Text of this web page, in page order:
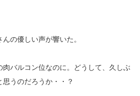
の優しい声が響いた。
バルコン位なのに。どうして、久しぶ
思うのだろうか・・？